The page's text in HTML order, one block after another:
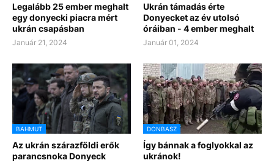
Legalább 25 ember meghalt
egy donyecki piacra mért
ukrán csapásban
Január 21, 2024
Ukrán támadás érte
Donyecket az év utolsó
óráiban - 4 ember meghalt
Január 01, 2024
BAHMUT
Az ukrán szárazföldi erők
parancsnoka Donyeck
DONBASZ
Így bánnak a foglyokkal az
ukránok!